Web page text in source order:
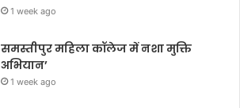
1 week ago
समस्तीपुर महिला कॉलेज में नशा मुक्ति
अभियान’
1 week ago